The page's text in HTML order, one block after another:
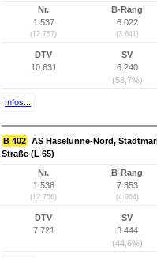
Nr.
1.537
(12.757)
B-Rang
6.022
(3.641)
DTV
10.631
SV
6.240
(58,7%)
Infos...
B 402 AS Haselünne-Nord,
Straße (L 65)
Nr.
1.538
(12.756)
B-Rang
7.353
(4.964)
DTV
7.721
SV
3.444
(44,6%)